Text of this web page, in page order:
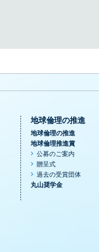
地球倫理の推進
地球倫理の推進
地球倫理推進賞
公募のご案内
贈呈式
過去の受賞団体
丸山奨学金